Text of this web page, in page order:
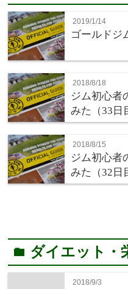
2019/1/14
ゴールドジ
2018/8/18
ジム初心者
みた（33日
2018/8/15
ジム初心者
みた（32日
folder ダイエット・
2018/9/3